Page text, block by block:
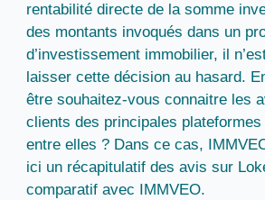
rentabilité directe de la somme
des montants invoqués dans un
d’investissement immobilier, il
laisser cette décision au hasard.
être souhaitez-vous connaitre les
clients des principales
entre elles ? Dans ce cas,
ici un récapitulatif des avis sur
comparatif avec IMMVEO.